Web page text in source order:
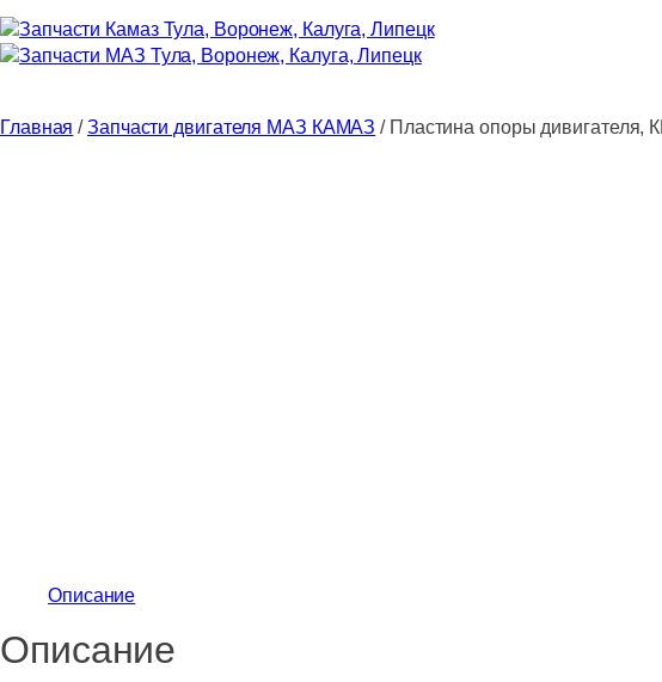
Главная /Запчасти двигателя МАЗ КАМАЗ / Пластина опоры дивигателя,
Описание
Описание